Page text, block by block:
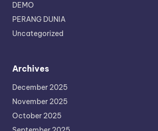
DEMO
PERANG DUNIA
Uncategorized
Archives
December 2025
November 2025
October 2025